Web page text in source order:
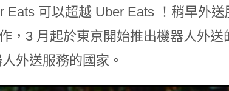
Eats 可以超越 Uber Eats ！稍早外送
，3 月起於東京開始推出機器人外
外送服務的國家。